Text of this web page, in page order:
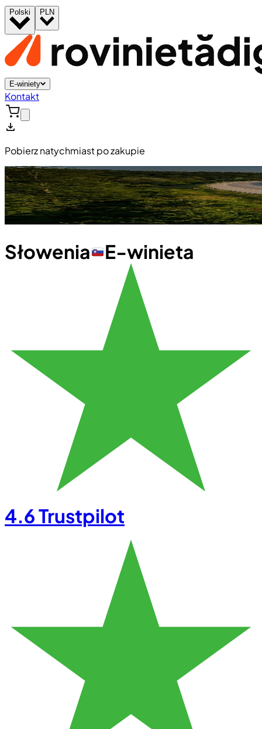
Polski PLN
E-winiety
Kontakt
Pobierz natychmiast po zakupie
Słowenia E-winieta
4.6Trustpilot